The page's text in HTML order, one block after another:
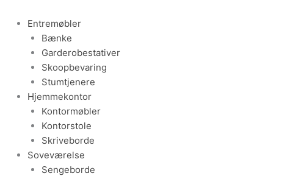
Entremøbler
Bænke
Garderobestativer
Skoopbevaring
Stumtjenere
Hjemmekontor
Kontormøbler
Kontorstole
Skriveborde
Soveværelse
Sengeborde